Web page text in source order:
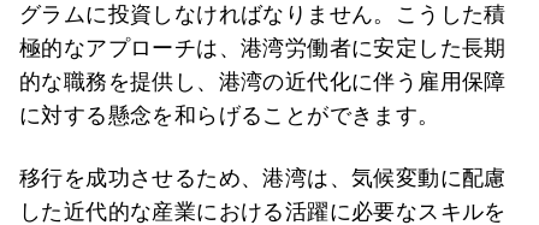
グラムに投資しなければなりません。こうした積
極的なアプローチは、港湾労働者に安定した長期
的な職務を提供し、港湾の近代化に伴う雇用保障
に対する懸念を和らげることができます。
移行を成功させるため、港湾は、気候変動に配慮
した近代的な産業における活躍に必要なスキルを